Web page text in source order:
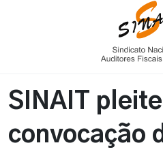
SINAIT
convocação